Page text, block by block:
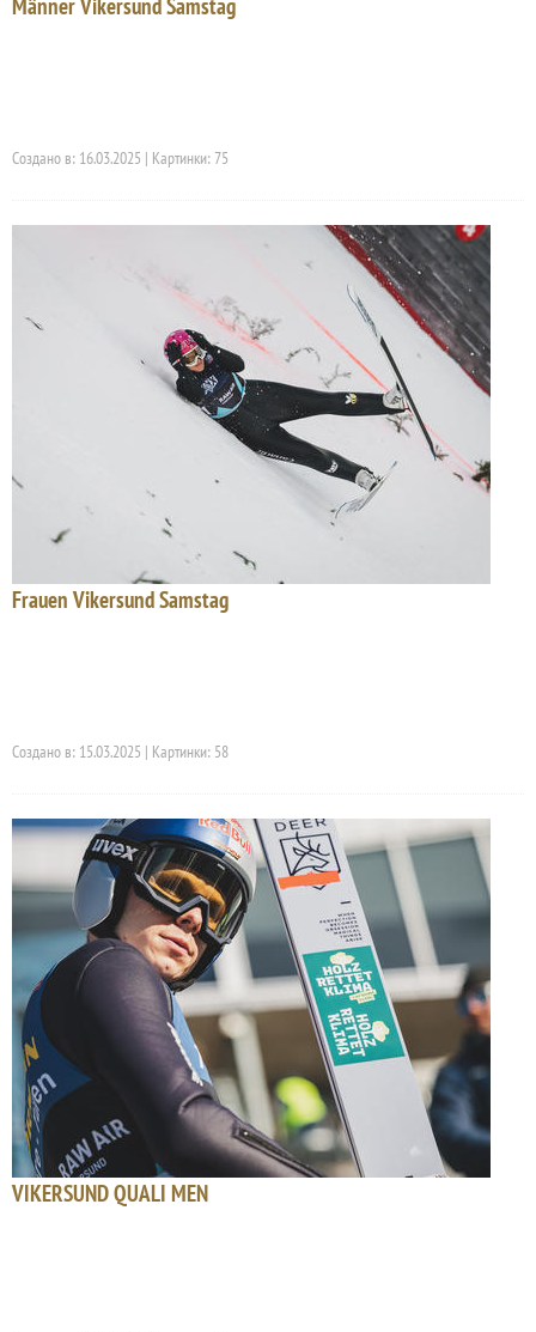
Создано в: 16.03.2025 | Картинки: 75
Frauen Vikersund Samstag
Создано в: 15.03.2025 | Картинки: 58
VIKERSUND QUALI MEN